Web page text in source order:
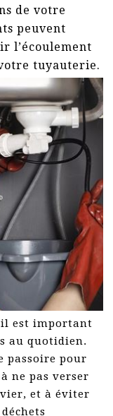
de votre
peuvent
l’écoulement
tuyauterie.
il est important
au quotidien.
passoire pour
ne pas verser
et à éviter